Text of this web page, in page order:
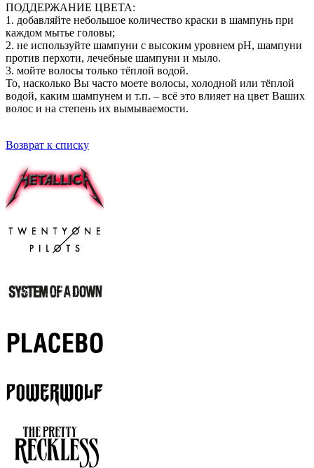
ПОДДЕРЖАНИЕ ЦВЕТА:
1. добавляйте небольшое количество краски в шампунь при
каждом мытье головы;
2. не используйте шампуни с высоким уровнем pH, шампуни
против перхоти, лечебные шампуни и мыло.
3. мойте волосы только тёплой водой.
То, насколько Вы часто моете волосы, холодной или тёплой
водой, каким шампунем и т.п. – всё это влияет на цвет Ваших
волос и на степень их вымываемости.
Возврат к списку